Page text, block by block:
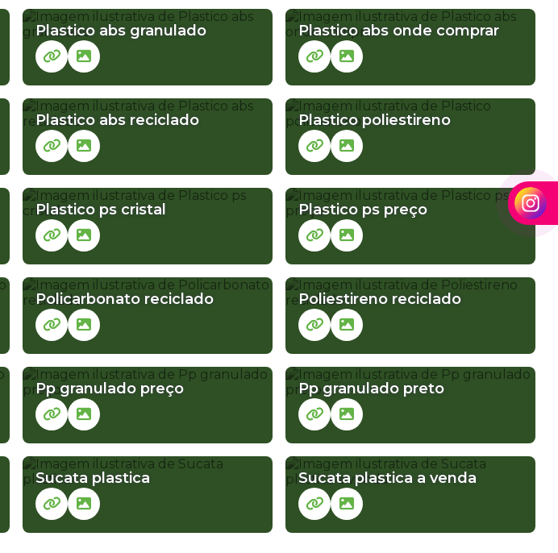
Plastico abs granulado Plastico abs onde comprar
Plastico abs reciclado Plastico poliestireno
Plastico ps cristal Plastico ps preço
Policarbonato reciclado Poliestireno reciclado
Pp granulado preço Pp granulado preto
Sucata plastica Sucata plastica a venda